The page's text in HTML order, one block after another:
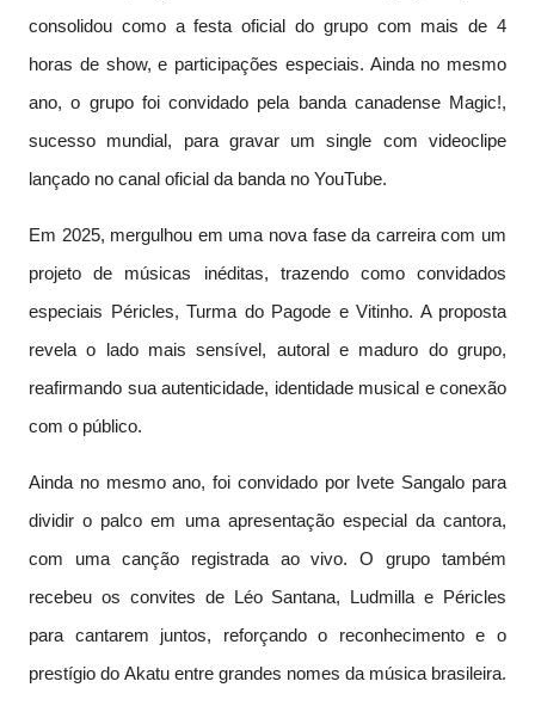
consolidou como a festa oficial do grupo com mais de 4
horas de show, e participações especiais. Ainda no mesmo
ano, o grupo foi convidado pela banda canadense Magic!,
sucesso mundial, para gravar um single com videoclipe
lançado no canal oficial da banda no YouTube.
Em 2025, mergulhou em uma nova fase da carreira com um
projeto de músicas inéditas, trazendo como convidados
especiais Péricles, Turma do Pagode e Vitinho. A proposta
revela o lado mais sensível, autoral e maduro do grupo,
reafirmando sua autenticidade, identidade musical e conexão
com o público.
Ainda no mesmo ano, foi convidado por Ivete Sangalo para
dividir o palco em uma apresentação especial da cantora,
com uma canção registrada ao vivo. O grupo também
recebeu os convites de Léo Santana, Ludmilla e Péricles
para cantarem juntos, reforçando o reconhecimento e o
prestígio do Akatu entre grandes nomes da música brasileira.